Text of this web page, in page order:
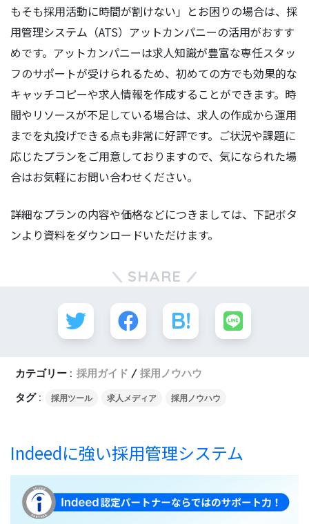
もそも採用活動に時間が割けない」とお困りの場合は、採
用管理システム（ATS）アットカンパニーの活用がおすす
めです。アットカンパニーは求人知識が豊富な専任スタッ
フのサポートが受けられるため、初めての方でも効果的な
キャッチコピーや求人情報を作成することができます。時
間やリソースが不足している場合は、求人の作成から運用
までを丸投げできる点も非常に好評です。ご状況や課題に
応じたプランをご用意しておりますので、気になられた場
合はお気軽にお問い合わせください。
詳細なプランの内容や価格などにつきましては、下記ボタ
ンより資料をダウンロードいただけます。
SHARE
カテゴリー : 採用ガイド
採用ノウハウ
タグ :
採用ツール 求人メディア 採用ノウハウ
Indeedに強い採用管理システム